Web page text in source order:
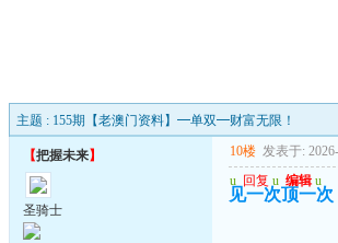
主题 : 155期【老澳门资料】━单双━财富无限！
【把握未来】
圣骑士
10楼 发表于:
u 回复 u 编辑 u
见一次顶一